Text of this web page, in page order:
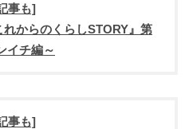
事も]
れからのくらしSTORY』第
イチ編～
事も]